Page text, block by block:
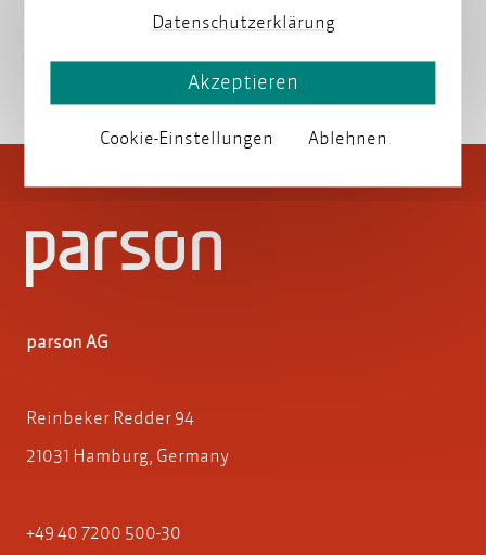
parson AG
Reinbeker Redder 94
21031 Hamburg, Germany
+49 40 7200 500-30
Datenschutzerklärung
Cookie-Einstellungen Ablehnen
Akzeptieren